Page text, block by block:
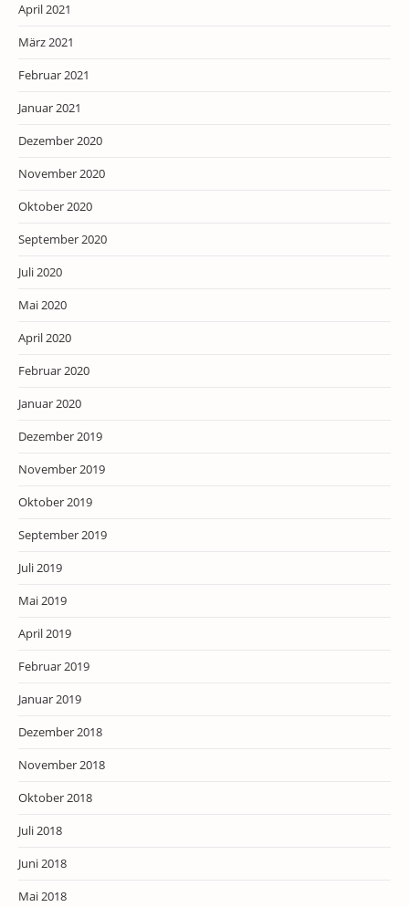
April 2021
März 2021
Februar 2021
Januar 2021
Dezember 2020
November 2020
Oktober 2020
September 2020
Juli 2020
Mai 2020
April 2020
Februar 2020
Januar 2020
Dezember 2019
November 2019
Oktober 2019
September 2019
Juli 2019
Mai 2019
April 2019
Februar 2019
Januar 2019
Dezember 2018
November 2018
Oktober 2018
Juli 2018
Juni 2018
Mai 2018